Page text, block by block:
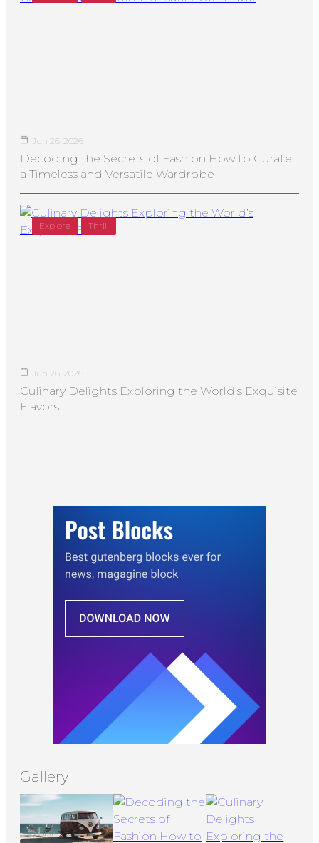
Jun 26, 2026
Decoding the Secrets of Fashion How to Curate
a Timeless and Versatile Wardrobe
Explore Thrill
Jun 26, 2026
Culinary Delights Exploring the World’s Exquisite
Flavors
Gallery